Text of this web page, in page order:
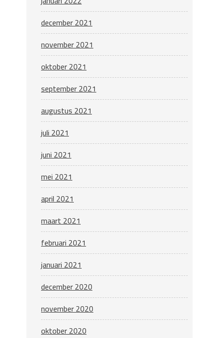
december 2021
november 2021
oktober 2021
september 2021
augustus 2021
juli 2021
juni 2021
mei 2021
april 2021
maart 2021
februari 2021
januari 2021
december 2020
november 2020
oktober 2020